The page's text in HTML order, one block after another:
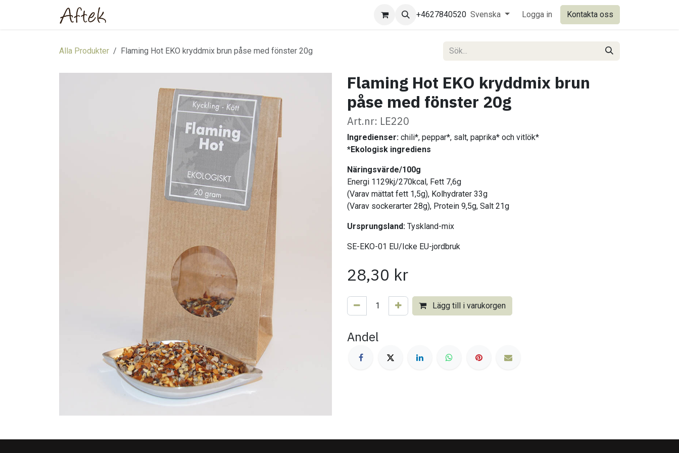
+4627840520 Svenska Logga in Kontakta oss
Alla Produkter Flaming Hot EKO kryddmix brun påse med fönster 20g
Flaming Hot EKO kryddmix brun
påse med fönster 20g
Art.nr: LE220
Ingredienser: chili*, peppar*, salt, paprika* och vitlök*
*Ekologisk ingrediens
Näringsvärde/100g
Energi 1129kj/270kcal, Fett 7,6g
(Varav mättat fett 1,5g), Kolhydrater 33g
(Varav sockerarter 28g), Protein 9,5g, Salt 21g
Ursprungsland: Tyskland-mix
SE-EKO-01 EU/Icke EU-jordbruk
28,30 kr
Lägg till i varukorgen
Andel